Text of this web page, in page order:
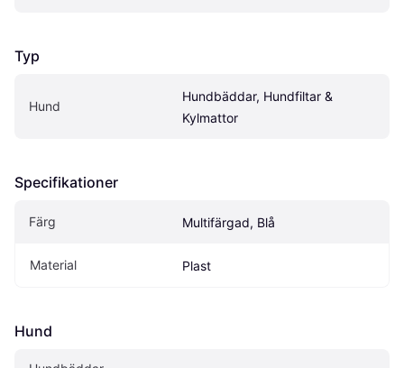
Typ
Hund
Hundbäddar, Hundfiltar &
Kylmattor
Specifikationer
Färg Multifärgad, Blå
Material Plast
Hund